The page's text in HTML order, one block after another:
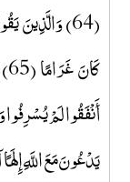
(64)
يَدْعُونَ مَعَ اللَّهِ